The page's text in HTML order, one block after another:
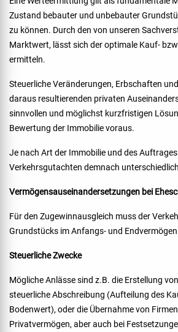
Zustand bebauter und unbebauter
zu können. Durch den von unseren
Marktwert, lässt sich der optimale Kauf-
ermitteln.
Steuerliche Veränderungen, Erbschaften
daraus resultierenden privaten
sinnvollen und möglichst kurzfristigen
Bewertung der Immobilie voraus.
Je nach Art der Immobilie und des
Verkehrsgutachten demnach
Vermögensauseinandersetzungen bei
Für den Zugewinnausgleich muss der
Grundstücks im Anfangs- und
Steuerliche Zwecke
Mögliche Anlässe sind z.B. die Erstellung
steuerliche Abschreibung (Aufteilung des
Bodenwert), oder die Übernahme von
Privatvermögen, aber auch bei